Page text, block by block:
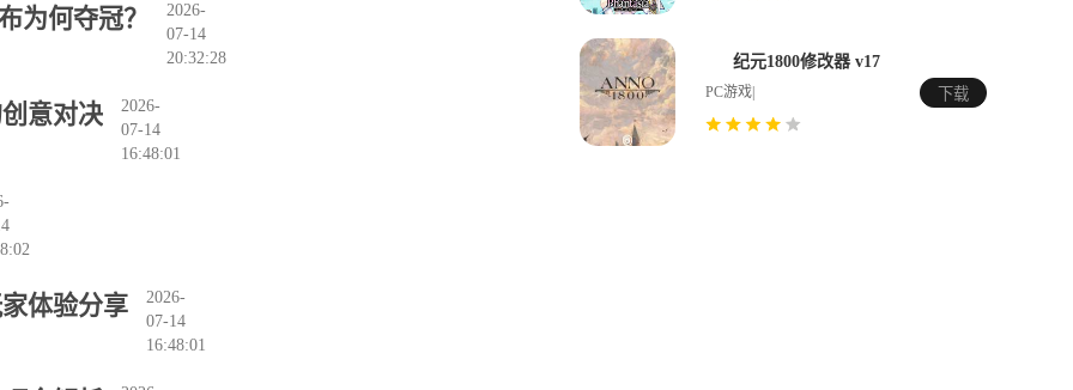
为何夺冠？
2026-
07-14
20:32:28
意对决
2026-
07-14
16:48:01
体验分享
2026-
07-14
16:48:01
纪元1800修改器 v17
PC游戏| 下载